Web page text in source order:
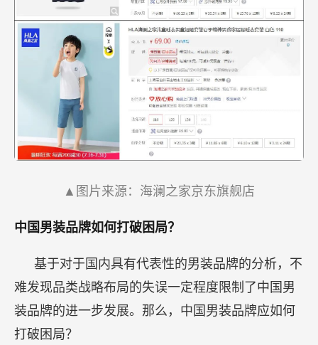
▲图片来源：海澜之家京东旗舰店
中国男装品牌如何打破困局？
基于对于国内具有代表性的男装品牌的分析，不
难发现品类战略布局的失误一定程度限制了中国男
装品牌的进一步发展。那么，中国男装品牌应如何
打破困局？